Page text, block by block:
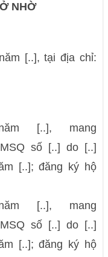
NHỜ
[..], tại địa chỉ:
[..], mang
số [..] do [..]
[..]; đăng ký hộ
[..], mang
số [..] do [..]
[..]; đăng ký hộ